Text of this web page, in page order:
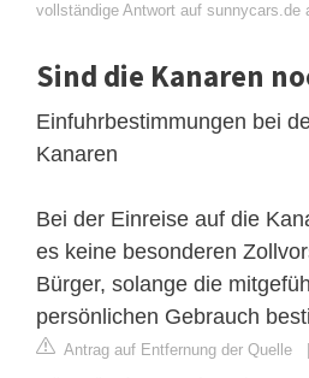
vollständige Antwort auf sunnycars.de
Sind die Kanaren
Einfuhrbestimmungen bei
Kanaren
Bei der Einreise auf die
es keine besonderen
Bürger, solange die
persönlichen Gebrauch
Antrag auf Entfernung der Quelle